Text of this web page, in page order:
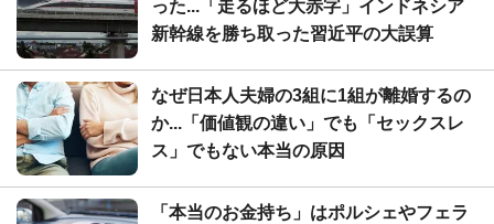
った...「走るほど大赤字」インドネシア
新幹線を勝ち取った習近平の大誤算
なぜ日本人夫婦の3組に1組が離婚するの
か...「価値観の違い」でも「セックスレ
ス」でもない本当の原因
「本当のお金持ち」はポルシェやフェラ